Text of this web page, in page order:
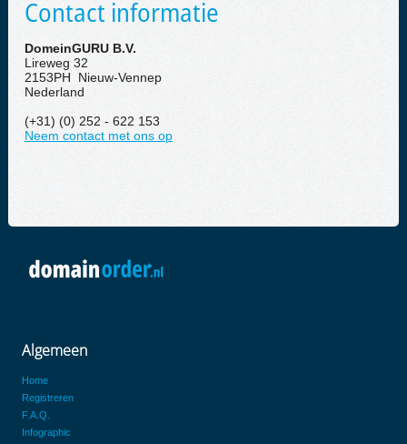
Contact informatie
DomeinGURU B.V.
Lireweg 32
2153PH Nieuw-Vennep
Nederland
(+31) (0) 252 - 622 153
Neem contact met ons op
Algemeen
Home
Registreren
F.A.Q.
Infographic